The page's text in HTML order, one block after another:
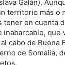
Galán).
territorio más o
en cuenta
inabarcable, que
cabo de Buena
de Somalia,